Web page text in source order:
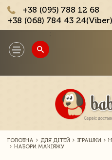
+38 (095) 788 12 68
+38 (068) 784 43 24(Viber)
Toggle
navigation
ГОЛОВНА ДЛЯ ДІТЕЙ ІГРАШКИ
НАБОРИ МАКІЯЖУ